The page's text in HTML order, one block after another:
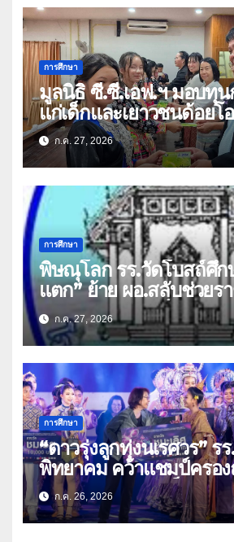
การศึกษา
มูลนิธิ ซี.ซี.เอฟ.ฯ มอบทุน
แก่เด็กและเยาวชนด้อยโ
จังหวัดเชียงราย-พะเยา ส
ทางการศึกษา
ก.ค. 27, 2026
การศึกษา
พิษณุโลก รร.วัดโบสถ์ศึก
แตก” ย้าย ผอ.สลับช่วยร
ประชาสงเคราะห์วิทยา
ก.ค. 27, 2026
การศึกษา
“ดาวรุ่งลูกทุ่งนเรศวร” ร
พิทยาคม คว้าแชมป์ครอง
พระราชทาน สมเด็จพระ
เจ้า กรมสมเด็จพระเทพ
ฯ สยามบรมราชกุมารี
ก.ค. 26, 2026